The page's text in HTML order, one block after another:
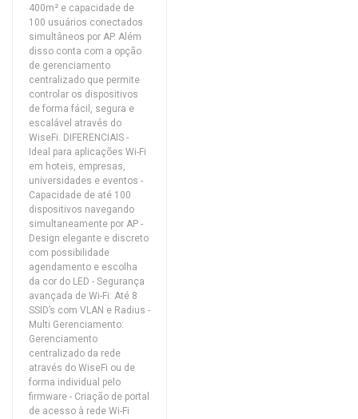
400m² e capacidade de
100 usuários conectados
simultâneos por AP. Além
disso conta com a opção
de gerenciamento
centralizado que permite
controlar os dispositivos
de forma fácil, segura e
escalável através do
WiseFi. DIFERENCIAIS -
Ideal para aplicações Wi-Fi
em hoteis, empresas,
universidades e eventos -
Capacidade de até 100
dispositivos navegando
simultaneamente por AP -
Design elegante e discreto
com possibilidade
agendamento e escolha
da cor do LED - Segurança
avançada de Wi-Fi: Até 8
SSID’s com VLAN e Radius -
Multi Gerenciamento:
Gerenciamento
centralizado da rede
através do WiseFi ou de
forma individual pelo
firmware - Criação de portal
de acesso à rede Wi-Fi